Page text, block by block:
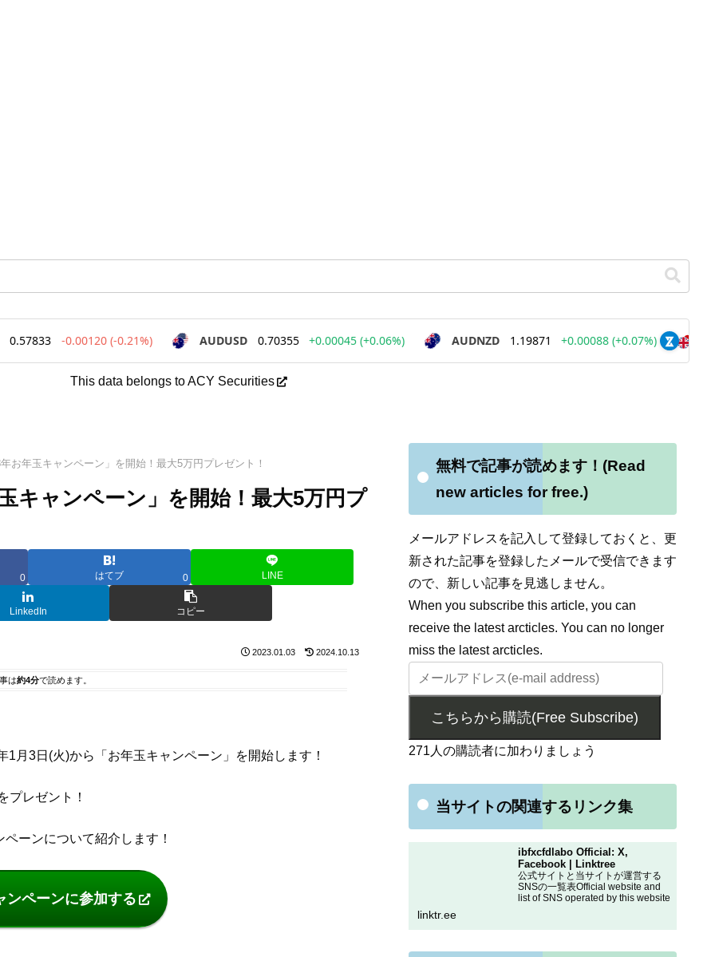
This data belongs to ACY Securities
お年玉キャンペーン」を開始！最大5万円プレゼント！
キャンペーン」を開始！最大5万円プ
0 はてブ 0 LINE
LinkedIn コピー
2023.01.03 2024.10.13
は約4分で読めます。
月3日(火)から「お年玉キャンペーン」を開始します！
プレゼント！
ーンについて紹介します！
ンペーンに参加する
無料で記事が読めます！(Read
new articles for free.)
メールアドレスを記入して登録しておくと、更
新された記事を登録したメールで受信できます
ので、新しい記事を見逃しません。
When you subscribe this article, you can
receive the latest arcticles. You can no longer
miss the latest arcticles.
こちらから購読(Free Subscribe)
271人の購読者に加わりましょう
当サイトの関連するリンク集
ibfxcfdlabo Official: X,
Facebook | Linktree
公式サイトと当サイトが運営する
SNSの一覧表Official website and
list of SNS operated by this website
linktr.ee